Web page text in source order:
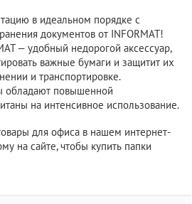
в идеальном порядке с
документов от INFORMAT!
— удобный недорогой аксессуар,
важные бумаги и защитит их
и транспортировке.
обладают повышенной
на интенсивное использование.
для офиса в нашем интернет-
на сайте, чтобы купить папки